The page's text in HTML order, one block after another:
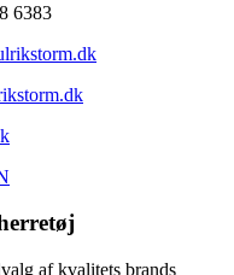
6383
af kvalitets brands